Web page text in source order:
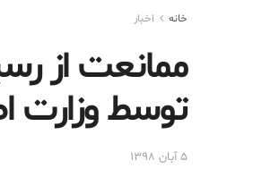
خانه اخبار
ممانعت از
توسط وزارت
۵ آبان ۱۳۹۸